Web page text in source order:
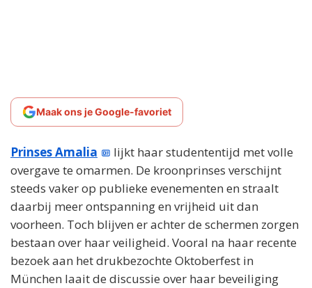
Maak ons je Google-favoriet
Prinses Amalia
lijkt haar studententijd met volle
overgave te omarmen. De kroonprinses verschijnt
steeds vaker op publieke evenementen en straalt
daarbij meer ontspanning en vrijheid uit dan
voorheen. Toch blijven er achter de schermen zorgen
bestaan over haar veiligheid. Vooral na haar recente
bezoek aan het drukbezochte Oktoberfest in
München laait de discussie over haar beveiliging